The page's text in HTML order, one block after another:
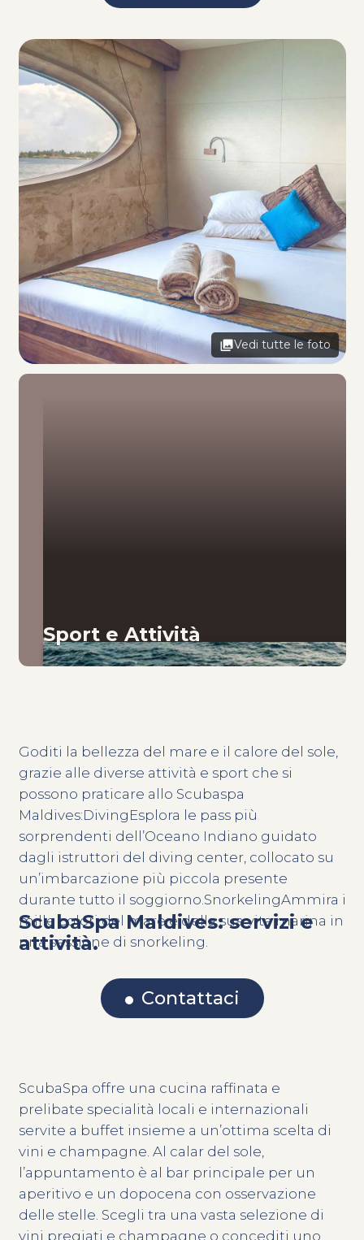
Vedi tutte le foto
Sport e Attività
ScubaSpa Maldives: servizi e
attività.
Goditi la bellezza del mare e il calore del sole,
grazie alle diverse attività e sport che si
possono praticare allo Scubaspa
Maldives:DivingEsplora le pass più
sorprendenti dell’Oceano Indiano guidato
dagli istruttori del diving center, collocato su
un’imbarcazione più piccola presente
durante tutto il soggiorno.SnorkelingAmmira i
mille colori del mare e della sua vita marina in
una sessione di snorkeling.
Contattaci
ScubaSpa offre una cucina raffinata e
prelibate specialità locali e internazionali
servite a buffet insieme a un’ottima scelta di
vini e champagne. Al calar del sole,
l’appuntamento è al bar principale per un
aperitivo e un dopocena con osservazione
delle stelle. Scegli tra una vasta selezione di
vini pregiati e champagne o concediti uno